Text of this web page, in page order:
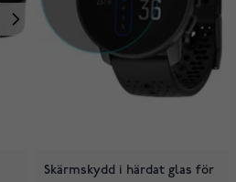
Skärmskydd i härdat glas för